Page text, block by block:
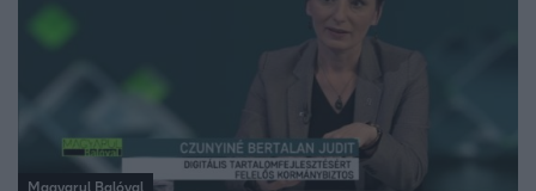
Magyarul Balóval